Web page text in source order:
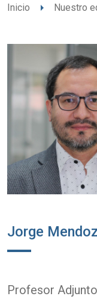
Inicio arrow_right Nuestro
Jorge
Profesor Adjunto